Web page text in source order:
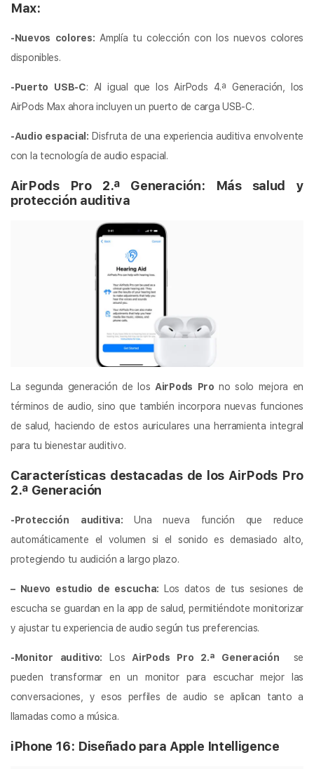
Max:
-Nuevos colores:Amplía tu colección con los nuevos colores
disponibles.
-Puerto USB-C: Al igual que los AirPods 4.ª Generación, los
AirPods Max ahora incluyen un puerto de carga USB-C.
-Audio espacial: Disfruta de una experiencia auditiva envolvente
con la tecnología de audio espacial.
AirPods Pro 2.ª Generación: Más salud y
protección auditiva
La segunda generación de los AirPods Pro no solo mejora en
términos de audio, sino que también incorpora nuevas funciones
de salud, haciendo de estos auriculares una herramienta integral
para tu bienestar auditivo.
Características destacadas de los AirPods Pro
2.ª Generación
-Protección auditiva: Una nueva función que reduce
automáticamente el volumen si el sonido es demasiado alto,
protegiendo tu audición a largo plazo.
– Nuevo estudio de escucha: Los datos de tus sesiones de
escucha se guardan en la app de salud, permitiéndote monitorizar
y ajustar tu experiencia de audio según tus preferencias.
-Monitor auditivo: LosAirPods Pro 2.ª Generación
se
pueden transformar en un monitor para escuchar mejor las
conversaciones, y esos perfiles de audio se aplican tanto a
llamadas como a música.
iPhone 16: Diseñado para Apple Intelligence